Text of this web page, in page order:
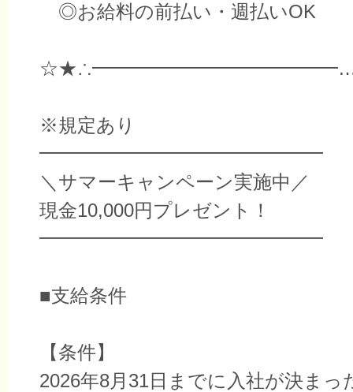
◎お給料の前払い・週払いOK
※規定あり
━━━━━━━━━━━━━━━
＼サマーキャンペーン実施中／
現金10,000円プレゼント！
━━━━━━━━━━━━━━━
■支給条件
【条件】
2026年8月31日までに入社が決まっ